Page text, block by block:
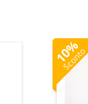
10
%
Sconto